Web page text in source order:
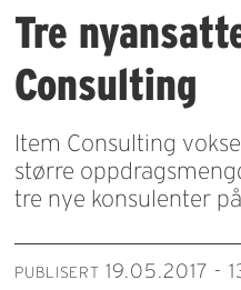
Tre
Consulting
Item Consulting​
større
tre nye konsulenter
PUBLISERT 19.05.2017 -